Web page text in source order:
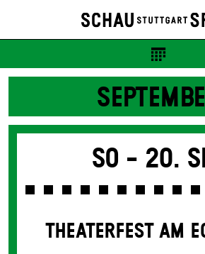
So - 20.
THEATERFEST AM